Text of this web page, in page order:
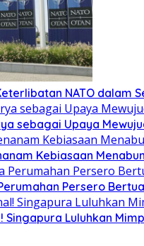
NATO dalam
sebagai Upaya
Kebiasaan
Persero
Luluhkan